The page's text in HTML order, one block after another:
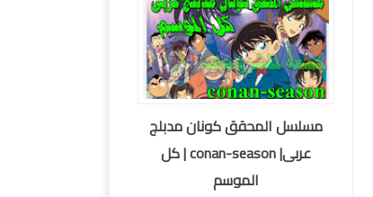
مسلسل المحقق كونان مدبلج
عربى| conan-season | كل
الموسم